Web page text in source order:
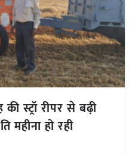
स्ट्रॉ रीपर से बढ़ी
महीना हो रही